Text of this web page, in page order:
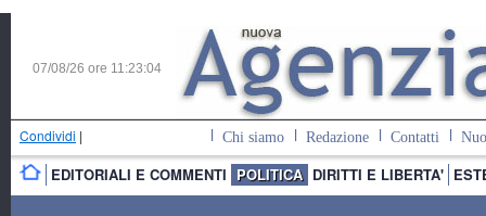
07/08/26 ore 11:23:05
Condividi | Chi siamo Redazione Contatti
EDITORIALI E COMMENTI POLITICA DIRITTI E LIBERTA'